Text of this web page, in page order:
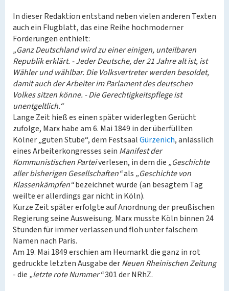
In dieser Redaktion entstand neben vielen anderen Texten
auch ein Flugblatt, das eine Reihe hochmoderner
Forderungen enthielt:
„Ganz Deutschland wird zu einer einigen, unteilbaren
Republik erklärt. - Jeder Deutsche, der 21 Jahre alt ist, ist
Wähler und wählbar. Die Volksvertreter werden besoldet,
damit auch der Arbeiter im Parlament des deutschen
Volkes sitzen könne. - Die Gerechtigkeitspflege ist
unentgeltlich.“
Lange Zeit hieß es einen später widerlegten Gerücht
zufolge, Marx habe am 6. Mai 1849 in der überfüllten
Kölner „guten Stube“, dem FestsaalGürzenich, anlässlich
eines Arbeiterkongresses sein Manifest der
Kommunistischen Parteiverlesen, in dem die „Geschichte
aller bisherigen Gesellschaften“als „Geschichte von
Klassenkämpfen“bezeichnet wurde (an besagtem Tag
weilte er allerdings gar nicht in Köln).
Kurze Zeit später erfolgte auf Anordnung der preußischen
Regierung seine Ausweisung. Marx musste Köln binnen 24
Stunden für immer verlassen und floh unter falschem
Namen nach Paris.
Am 19. Mai 1849 erschien am Heumarkt die ganz in rot
gedruckte letzten Ausgabe derNeuen Rheinischen Zeitung
- die „letzte rote Nummer“301 der NRhZ.